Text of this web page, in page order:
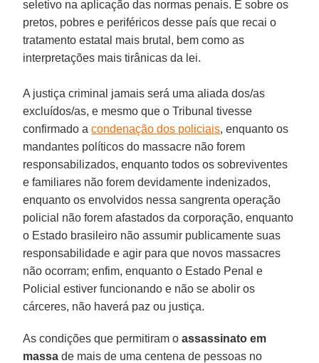
seletivo na aplicação das normas penais. É sobre os
pretos, pobres e periféricos desse país que recai o
tratamento estatal mais brutal, bem como as
interpretações mais tirânicas da lei.
A justiça criminal jamais será uma aliada dos/as
excluídos/as, e mesmo que o Tribunal tivesse
confirmado acondenação dos policiais, enquanto os
mandantes políticos do massacre não forem
responsabilizados, enquanto todos os sobreviventes
e familiares não forem devidamente indenizados,
enquanto os envolvidos nessa sangrenta operação
policial não forem afastados da corporação, enquanto
o Estado brasileiro não assumir publicamente suas
responsabilidade e agir para que novos massacres
não ocorram; enfim, enquanto o Estado Penal e
Policial estiver funcionando e não se abolir os
cárceres, não haverá paz ou justiça.
As condições que permitiram oassassinato em
massa de mais de uma centena de pessoas no